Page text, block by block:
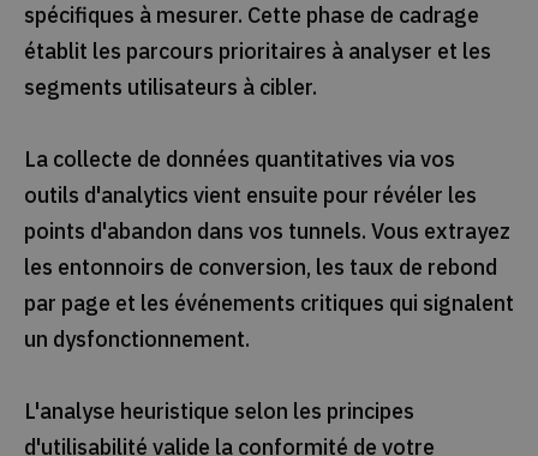
spécifiques à mesurer. Cette phase de cadrage
établit les parcours prioritaires à analyser et les
segments utilisateurs à cibler.
La collecte de données quantitatives via vos
outils d'analytics vient ensuite pour révéler les
points d'abandon dans vos tunnels. Vous extrayez
les entonnoirs de conversion, les taux de rebond
par page et les événements critiques qui signalent
un dysfonctionnement.
L'analyse heuristique selon les principes
d'utilisabilité valide la conformité de votre